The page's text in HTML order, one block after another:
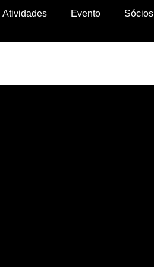
Atividades Evento Sócios